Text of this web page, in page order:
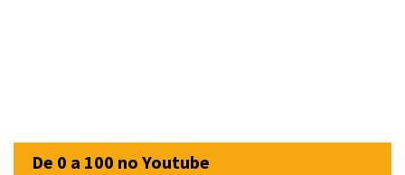
De 0 a 100 no Youtube